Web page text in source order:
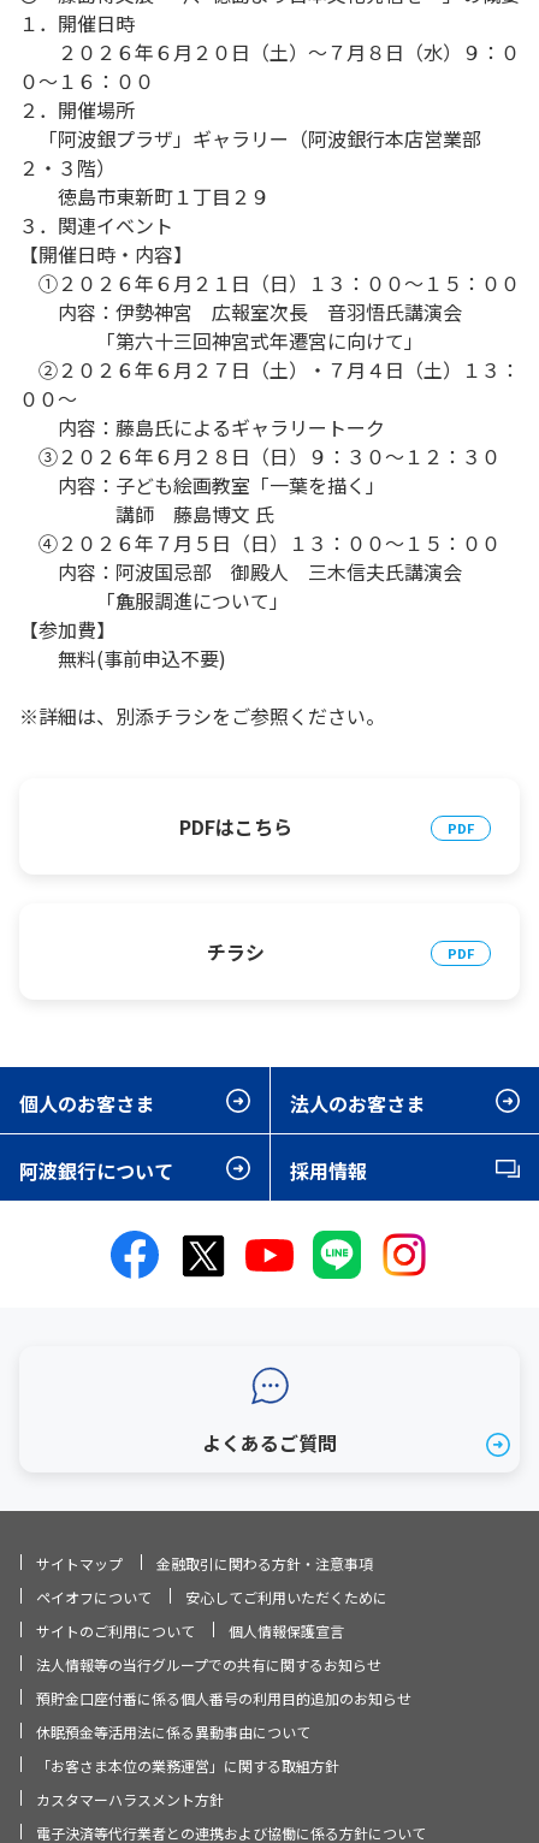
１．開催日時
２０２６年６月２０日（土）～７月８日（水）９：０
０～１６：００
２．開催場所
「阿波銀プラザ」ギャラリー（阿波銀行本店営業部
２・３階）
徳島市東新町１丁目２９
３．関連イベント
【開催日時・内容】
①２０２６年６月２１日（日）１３：００～１５：００
内容：伊勢神宮 広報室次長 音羽悟氏講演会
「第六十三回神宮式年遷宮に向けて」
②２０２６年６月２７日（土）・７月４日（土）１３：
００～
内容：藤島氏によるギャラリートーク
③２０２６年６月２８日（日）９：３０～１２：３０
内容：子ども絵画教室「一葉を描く」
講師 藤島博文 氏
④２０２６年７月５日（日）１３：００～１５：００
内容：阿波国忌部 御殿人 三木信夫氏講演会
「麁服調進について」
【参加費】
無料(事前申込不要)
※詳細は、別添チラシをご参照ください。
PDFはこちら
チラシ
個人のお客さま 法人のお客さま
阿波銀行について 採用情報
よくあるご質問
サイトマップ
金融取引に関わる方針・注意事項
ペイオフについて
安心してご利用いただくために
サイトのご利用について
個人情報保護宣言
法人情報等の当行グループでの共有に関するお知らせ
預貯金口座付番に係る個人番号の利用目的追加のお知らせ
休眠預金等活用法に係る異動事由について
「お客さま本位の業務運営」に関する取組方針
カスタマーハラスメント方針
電子決済等代行業者との連携および協働に係る方針について